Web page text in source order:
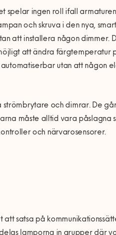
spelar ingen roll ifall armaturen
och skruva i den nya,
att installera någon dimmer.
att ändra färgtemperatur
utan att någon
och dimrar. De
måste alltid vara påslagna
och närvarosensorer.
satsa på
lamporna in grupper där